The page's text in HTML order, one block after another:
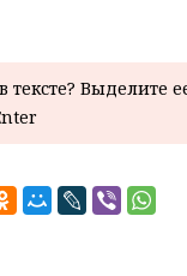
тексте? Выделите